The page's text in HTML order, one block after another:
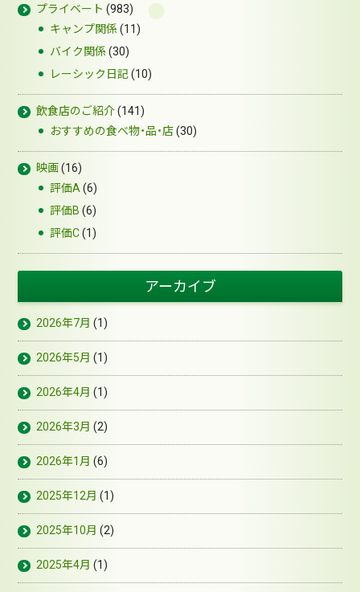
プライベート (983)
キャンプ関係(11)
バイク関係(30)
レーシック日記(10)
飲食店のご紹介(141)
おすすめの食べ物・品・店(30)
映画(16)
評価A (6)
評価B (6)
評価C(1)
アーカイブ
2026年7月 (1)
2026年5月 (1)
2026年4月 (1)
2026年3月 (2)
2026年1月 (6)
2025年12月 (1)
2025年10月 (2)
2025年4月 (1)